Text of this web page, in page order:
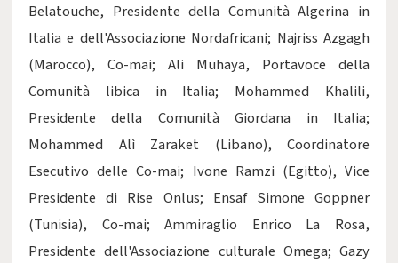
Belatouche, Presidente della Comunità Algerina in
Italia e dell'Associazione Nordafricani; Najriss Azgagh
(Marocco), Co-mai; Ali Muhaya, Portavoce della
Comunità libica in Italia; Mohammed Khalili,
Presidente della Comunità Giordana in Italia;
Mohammed Alì Zaraket (Libano), Coordinatore
Esecutivo delle Co-mai; Ivone Ramzi (Egitto), Vice
Presidente di Rise Onlus; Ensaf Simone Goppner
(Tunisia), Co-mai; Ammiraglio Enrico La Rosa,
Presidente dell'Associazione culturale Omega; Gazy